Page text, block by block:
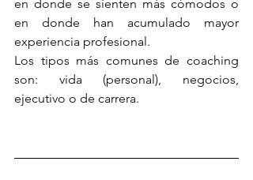
en donde se sienten más cómodos o
en donde han acumulado mayor
experiencia profesional.
Los tipos más comunes de coaching
son: vida (personal), negocios,
ejecutivo o de carrera.